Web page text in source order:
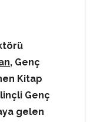
, Genç
Kitap
Genç
gelen